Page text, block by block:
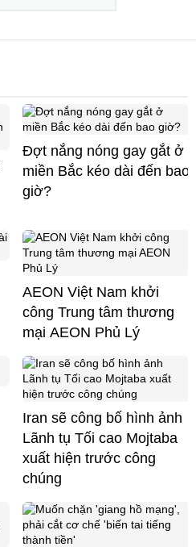
Đợt nắng nóng gay gắt ở
miền Bắc kéo dài đến bao
giờ?
AEON Việt Nam khởi
công Trung tâm thương
mại AEON Phủ Lý
Iran sẽ công bố hình ảnh
Lãnh tụ Tối cao Mojtaba
xuất hiện trước công
chúng